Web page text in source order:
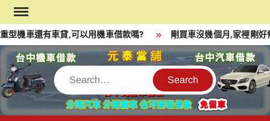
Skip
to
content
型機車還有車貸,可以用機車借款嗎? 剛買車沒幾個月,家裡剛好
Search